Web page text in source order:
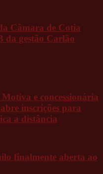
Câmara de Cotia
da gestão Carlão
e concessionária
inscrições para
a distância
finalmente aberta ao